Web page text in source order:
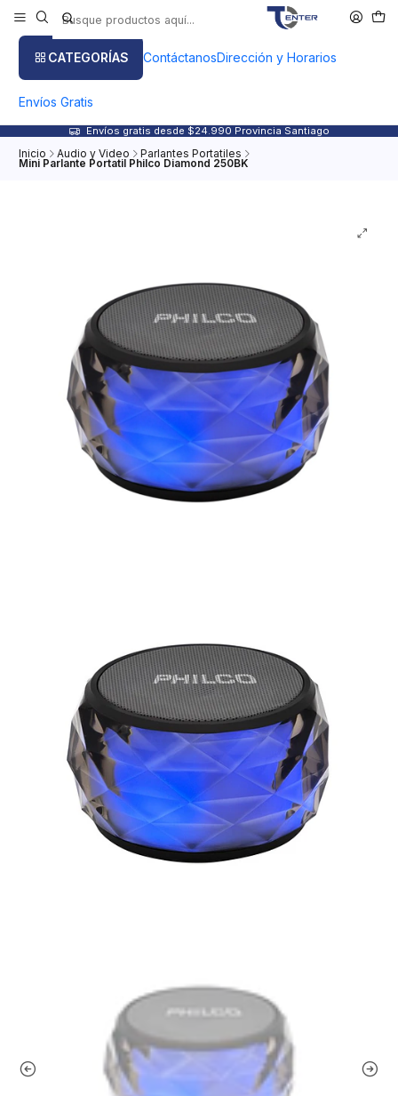
CATEGORÍAS ContáctanosDirección y Horarios
Envíos Gratis
Envíos gratis desde $24.990 Provincia Santiago
Inicio Audio y Video Parlantes Portatiles
Mini Parlante Portatil Philco Diamond 250BK